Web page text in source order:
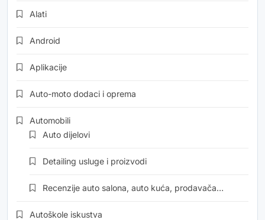
Alati
Android
Aplikacije
Auto-moto dodaci i oprema
Automobili
Auto dijelovi
Detailing usluge i proizvodi
Recenzije auto salona, auto kuća, prodavača…
Autoškole iskustva